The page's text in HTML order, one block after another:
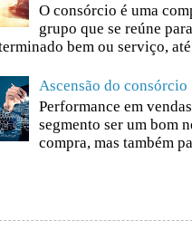
O consórcio é uma
grupo que se reúne
bem ou serviço,
Ascensão do consórcio
Performance em
segmento ser um bom
compra, mas também